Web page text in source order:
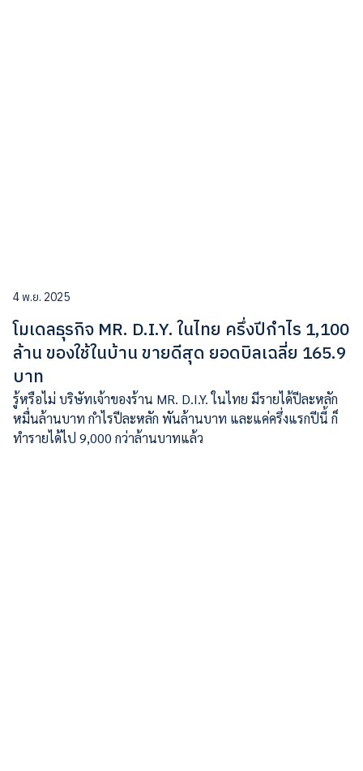
4 พ.ย. 2025
โมเดลธุรกิจ MR. D.I.Y. ในไทย ครึ่งปีกำไร 1,100
ล้าน ของใช้ในบ้าน ขายดีสุด ยอดบิลเฉลี่ย 165.9
บาท
รู้หรือไม่ บริษัทเจ้าของร้าน MR. D.I.Y. ในไทย มีรายได้ปีละหลัก
หมื่นล้านบาท กำไรปีละหลัก พันล้านบาท และแค่ครึ่งแรกปีนี้ ก็
ทำรายได้ไป 9,000 กว่าล้านบาทแล้ว